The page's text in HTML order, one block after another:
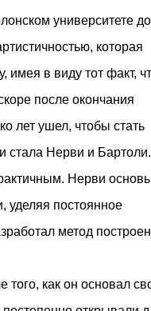
университете до
которая
имея в виду тот факт,
после окончания
лет ушел, чтобы стать
стала Нерви и Бартоли.
Нерви
уделяя постоянное
метод
как он основал